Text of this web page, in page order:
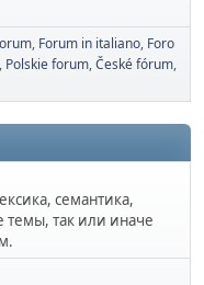
Forum in italiano Foro
Polskie forum České fórum
семантика,
темы, так или иначе